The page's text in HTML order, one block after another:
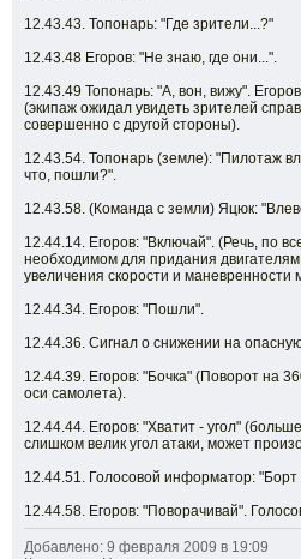
12.43.43. Топонарь: "Где зрители...?"
12.43.48 Егоров: "Не знаю, где они...".
12.43.49 Топонарь: "А, вон, вижу".
(экипаж ожидал увидеть зрителей
совершенно с другой стороны).
12.43.54. Топонарь (земле): "Пилотаж
что, пошли?".
12.43.58. (Команда с земли) Яцюк:
12.44.14. Егоров: "Включай". (Речь, по
необходимом для придания
увеличения скорости и
12.44.34. Егоров: "Пошли".
12.44.36. Сигнал о снижении на
12.44.39. Егоров: "Бочка" (Поворот на
оси самолета).
12.44.44. Егоров: "Хватит - угол"
слишком велик угол атаки, может
12.44.51. Голосовой информатор: "Борт
12.44.58. Егоров: "Поворачивай".
Добавлено: 9 февраля 2009 в 19:09